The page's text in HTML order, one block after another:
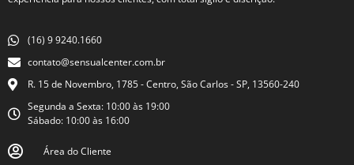
(16) 9 9240.1660
contato@sensualcenter.com.br
R. 15 de Novembro, 1785 - Centro, São Carlos - SP, 13560-240
Segunda a Sexta: 10:00 às 19:00
Sábado: 10:00 às 16:00
Área do Cliente